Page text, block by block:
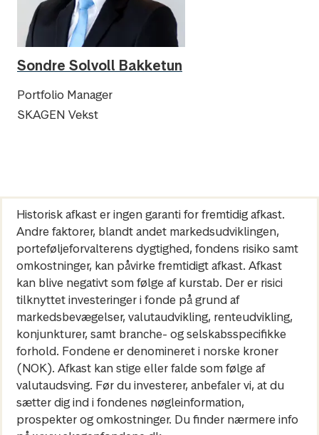
Sondre Solvoll Bakketun
Portfolio Manager
SKAGEN Vekst
Historisk afkast er ingen garanti for fremtidig afkast.
Andre faktorer, blandt andet markedsudviklingen,
porteføljeforvalterens dygtighed, fondens risiko samt
omkostninger, kan påvirke fremtidigt afkast. Afkast
kan blive negativt som følge af kurstab. Der er risici
tilknyttet investeringer i fonde på grund af
markedsbevægelser, valutaudvikling, renteudvikling,
konjunkturer, samt branche- og selskabsspecifikke
forhold. Fondene er denomineret i norske kroner
(NOK). Afkast kan stige eller falde som følge af
valutaudsving. Før du investerer, anbefaler vi, at du
sætter dig ind i fondenes nøgleinformation,
prospekter og omkostninger. Du finder nærmere info